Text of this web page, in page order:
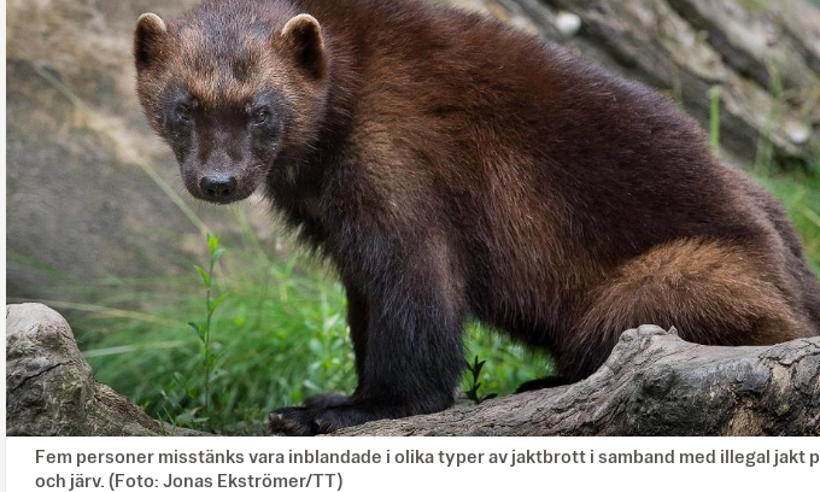
Fem personer misstänks vara inblandade i olika typer av jaktbrott i samband med illegal jakt
och järv. (Foto: Jonas Ekströmer/TT)